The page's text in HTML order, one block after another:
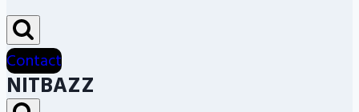
Contact
NITBAZZ